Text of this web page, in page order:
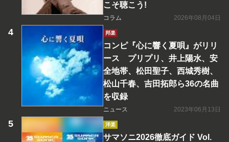
こそ聴こう!
コラム 2026年08月04日
邦楽
コンピ『心に響く夏唄』がリリ
ース プリプリ、井上陽水、安
全地帯、松田聖子、西城秀樹、
松山千春、吉田拓郎ら36の名曲
を収録
ニュース 2023年06月13日
洋楽
サマソニ2026徹底ガイド Vol.